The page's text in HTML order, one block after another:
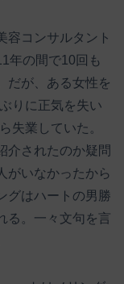
容コンサルタント
年の間で10回も
だが、ある女性を
りに正気を失い
失業していた。
介されたのか疑問
がいなかったから
グはハートの男勝
る。一々文句を言